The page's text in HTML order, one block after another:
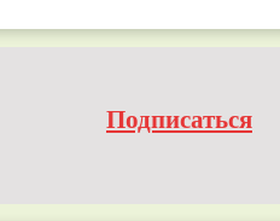
Подписаться